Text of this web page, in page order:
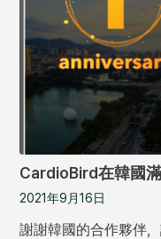
CardioBird在韓國
2021年9月16日
謝謝韓國的合作夥伴